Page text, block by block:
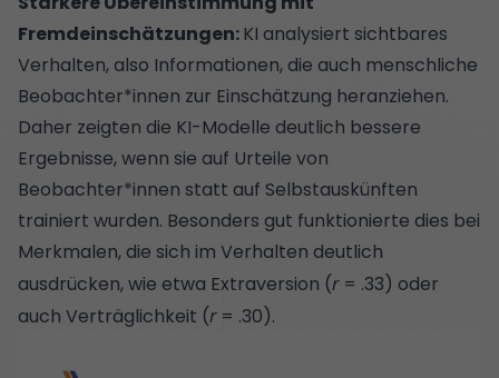
Fremdeinschätzungen:KI analysiert sichtbares
Verhalten, also Informationen, die auch menschliche
Beobachter*innen zur Einschätzung heranziehen.
Daher zeigten die KI-Modelle deutlich bessere
Ergebnisse, wenn sie auf Urteile von
Beobachter*innen statt auf Selbstauskünften
trainiert wurden. Besonders gut funktionierte dies bei
Merkmalen, die sich im Verhalten deutlich
ausdrücken, wie etwa Extraversion (r= .33) oder
auch Verträglichkeit (r= .30).